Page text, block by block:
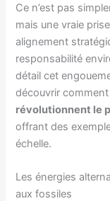
Ce n’est pas
mais une vraie
alignement
responsabilité
détail cet
découvrir comment
révolutionnent le
offrant des
échelle.
Les énergies
aux fossiles